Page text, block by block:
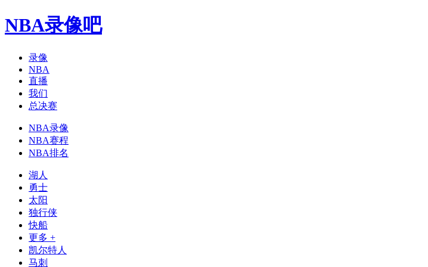
NBA录像吧
录像
NBA
直播
我们
总决赛
NBA录像
NBA赛程
NBA排名
湖人
勇士
太阳
独行侠
快船
更多 +
凯尔特人
马刺